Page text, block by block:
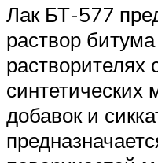
Лак БТ-577
раствор
растворителях
добавок и